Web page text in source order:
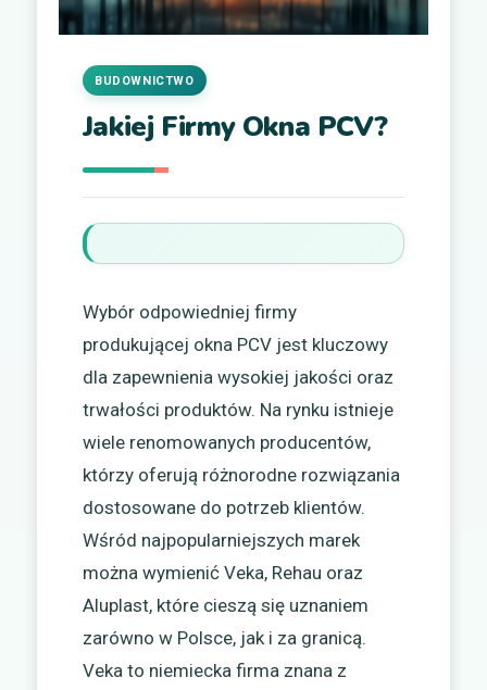
Jakiej Firmy Okna PCV?
BUDOWNICTWO
Wybór odpowiedniej firmy
produkującej okna PCV jest kluczowy
dla zapewnienia wysokiej jakości oraz
trwałości produktów. Na rynku istnieje
wiele renomowanych producentów,
którzy oferują różnorodne rozwiązania
dostosowane do potrzeb klientów.
Wśród najpopularniejszych marek
można wymienić Veka, Rehau oraz
Aluplast, które cieszą się uznaniem
zarówno w Polsce, jak i za granicą.
Veka to niemiecka firma znana z